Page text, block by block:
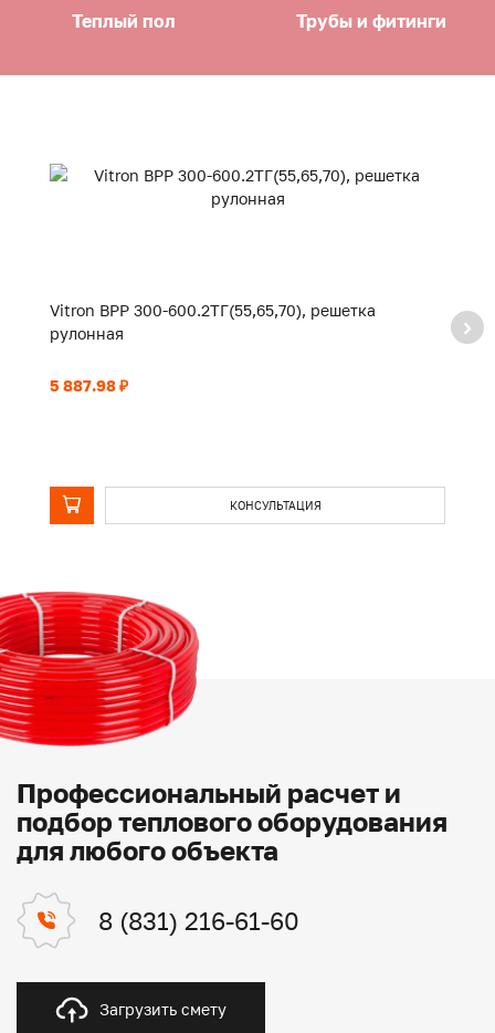
Теплый пол Трубы и фитинги
Vitron ВРР 300-600.2ТГ(55,65,70), решетка
рулонная
5 887.98 ₽
КОНСУЛЬТАЦИЯ
Профессиональный расчет и
подбор теплового оборудования
для любого объекта
8 (831) 216-61-60
Загрузить смету